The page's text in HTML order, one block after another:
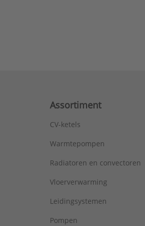
Assortiment
CV-ketels
Warmtepompen
Radiatoren en convectoren
Vloerverwarming
Leidingsystemen
Pompen